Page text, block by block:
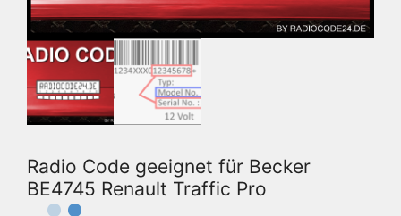
Radio Code geeignet für Becker
BE4745 Renault Traffic Pro